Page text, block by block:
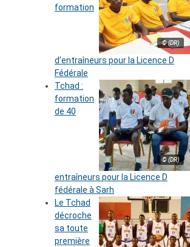
© (DR)
formation
d’entraîneurs pour la Licence D
Fédérale
© (DR)
Tchad :
formation
de 40
entraîneurs pour la Licence D
fédérale à Sarh
Le Tchad
décroche
sa toute
première